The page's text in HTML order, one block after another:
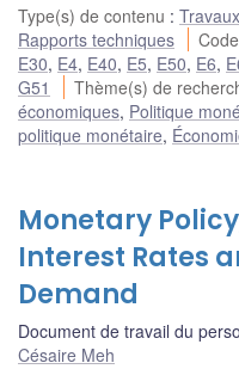
Type(s) de contenu :
Rapports techniques
E30, E4, E40, E5, E50, E6,
G51
Thème(s) de
économiques, Politique
politique monétaire,
Monetary
Interest Rates
Demand
Document de travail du
Césaire Meh